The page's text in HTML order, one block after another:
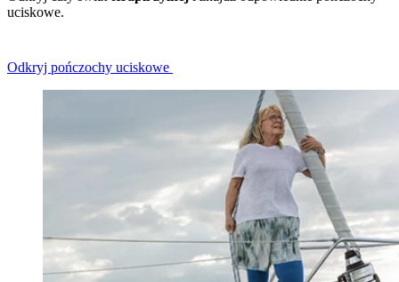
uciskowe.
Odkryj pończochy uciskowe